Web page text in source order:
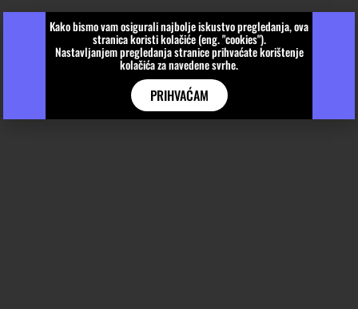
Kako bismo vam osigurali najbolje iskustvo pregledanja, ova
stranica koristi kolačiće (eng. "cookies").
Nastavljanjem pregledanja stranice prihvaćate korištenje
kolačića za navedene svrhe.
PRIHVAĆAM